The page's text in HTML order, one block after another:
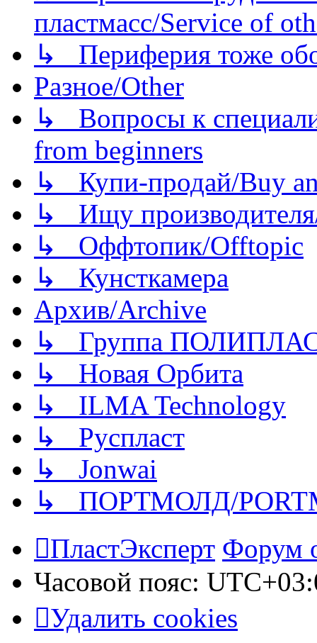
пластмасс/Service of
↳ Периферия тоже
Разное/Other
↳ Вопросы к
from beginners
↳ Купи-продай/Buy
↳ Ищу
↳ Оффтопик/Offtopic
↳ Кунсткамера
Архив/Archive
↳ Группа
↳ Новая Орбита
↳ ILMA Technology
↳ Руспласт
↳ Jonwai
↳ ПОРТМОЛД/
ПластЭксперт Форум
Часовой пояс:
Удалить cookies